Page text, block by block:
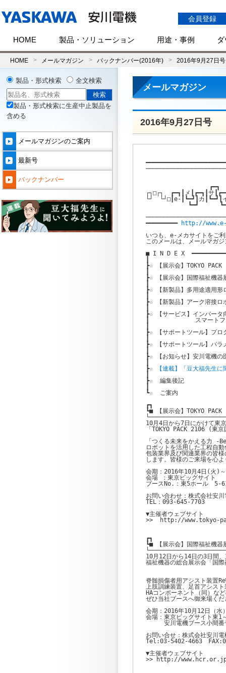
会員登録
HOME 製品・ソリューション 用途・事例
HOME メールマガジン バックナンバー(2016年) 2016年9月27日号
メールマガジン
2016年9月27日号
┌┐□┌┐  ┏━┓┃メ┃┏━┓┃サ
└┘  └┘□┃e-┃┗━┛┃カ┃┗━┛┃
┗━┛
━━━━━━━━━ http://
いつも、e-メカサイトをご
このメールは、メールマガ
■ I N D E X
┣☆ 【展示会】TOKYO
┣☆ 【展示会】国際福祉機
┣☆ 【新製品】多用途適用形
┣☆ 【新製品】アーク溶接ロ
┣☆ 【サービス】インバー
┃　　　　　　　 スマー
┣☆ 【サポートツール】プ
┣☆ 【サポートツール】パ
┣☆ 【お知らせ】安川電機の
┣☆
【連載】「豆大福先生
┣☆  編集後記
┗☆  ご案内
┏┓
┗■ 【展示会】TOKYO
10月4日から7日にかけて東
「TOKYO PACK 2106 (東
「つくる未来をかえる力
ロボットを活用した工程自
包装業界及び関連業界の皆
します。皆様のご来場を心
会期：2016年10月4日(火)
会場 ：東京ビッグサイト
ブースNo.：東5ホール　5-
お問い合わせ：株式会社安
TEL：093-645-7703
▼主催者ウェブサイト
>>  http://www.tokyo-
┏┓
┗■ 【展示会】国際福祉機
10月12日から14日の3日間
福祉機器の総合展示会「国
脊髄損傷者用アシスト装置
上肢訓練装置、足首アシス
HAコンポーネント（同）な
ぜひ当社ブースへ御来場くだ
会期：2016年10月12日（
会場：東京ビッグサイト東1
安川電機ブース小間番
お問い合せ：株式会社安川
Tel:03-5402-4663　
▼主催者ウェブサイト
>> http://
製品・形式検索 全文検索
製品・形式検索に生産中止製品を
含める
メールマガジンのご案内
最新号
バックナンバー